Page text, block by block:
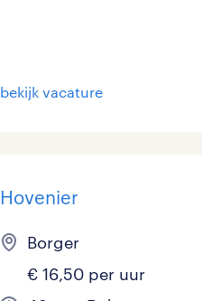
bekijk vacature
Hovenier
Borger
€ 16,50 per uur